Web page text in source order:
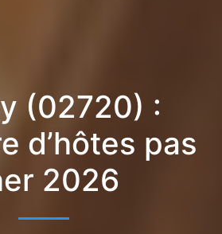
(02720) :
d’hôtes pas
2026